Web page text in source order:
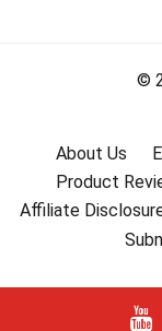
©
About Us
Product
Affiliate